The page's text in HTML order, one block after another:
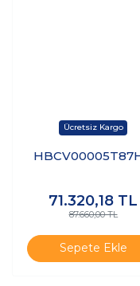
71.320,18 TL
87.660,00 TL
Sepete Ekle